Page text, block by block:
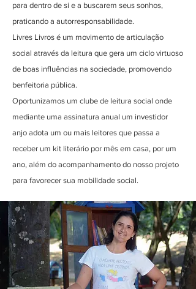
para dentro de si e a buscarem seus sonhos,
praticando a autorresponsabilidade.
Livres Livros é um movimento de articulação
social através da leitura que gera um ciclo virtuoso
de boas influências na sociedade, promovendo
benfeitoria pública.
Oportunizamos um clube de leitura social onde
mediante uma assinatura anual um investidor
anjo adota um ou mais leitores que passa a
receber um kit literário por mês em casa, por um
ano, além do acompanhamento do nosso projeto
para favorecer sua mobilidade social.